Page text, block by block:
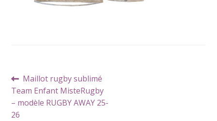
Navigation
de
l’article
Article
précédent :
Maillot rugby sublimé
Team Enfant MisteRugby
– modèle RUGBY AWAY 25-
26